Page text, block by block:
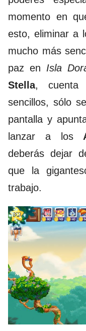
momento en
esto, eliminar a
mucho más
paz en Isla
Stella, cuenta
sencillos, sólo
pantalla y
lanzar a los
deberás dejar
que la
trabajo.